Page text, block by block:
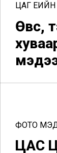
ЦАГ
Өвс,
ФОТО
ЦАС